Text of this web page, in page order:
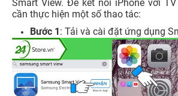
Smart View. Để kết nối iPhone với
cần thực hiện một số thao tác:
Bước 1: Tải và cài đặt ứng dụng